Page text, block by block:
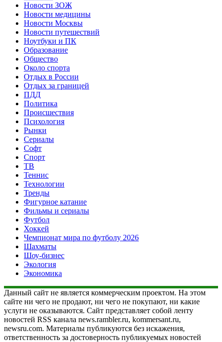
Новости ЗОЖ
Новости медицины
Новости Москвы
Новости путешествий
Ноутбуки и ПК
Образование
Общество
Около спорта
Отдых в России
Отдых за границей
ПДД
Политика
Происшествия
Психология
Рынки
Сериалы
Софт
Спорт
ТВ
Теннис
Технологии
Тренды
Фигурное катание
Фильмы и сериалы
Футбол
Хоккей
Чемпионат мира по футболу 2026
Шахматы
Шоу-бизнес
Экология
Экономика
Данный сайт не является коммерческим проектом. На этом
сайте ни чего не продают, ни чего не покупают, ни какие
услуги не оказываются. Сайт представляет собой ленту
новостей RSS канала news.rambler.ru, kommersant.ru,
newsru.com. Материалы публикуются без искажения,
ответственность за достоверность публикуемых новостей